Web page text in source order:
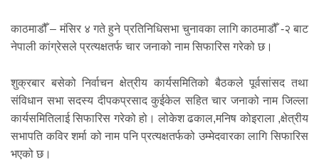
काठमाडौँ – मंसिर ४ गते हुने प्रतिनिधिसभा चुनावका लागि काठमाडौँ -२ बाट
नेपाली कांग्रेसले प्रत्यक्षतर्फ चार जनाको नाम सिफारिस गरेको छ।
शुक्रबार बसेको निर्वाचन क्षेत्रीय कार्यसमितिको बैठकले पूर्वसांसद तथा
संविधान सभा सदस्य दीपकप्रसाद कुईकेल सहित चार जनाको नाम जिल्ला
कार्यसमितिलाई सिफारिस गरेको हो। लोकेश ढकाल,मनिष कोइराला ,क्षेत्रीय
सभापति कविर शर्मा को नाम पनि प्रत्यक्षतर्फको उम्मेदवारका लागि सिफारिस
भएको छ।